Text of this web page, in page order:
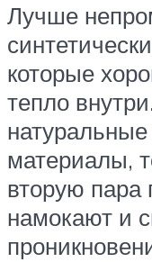
Лучше
которые
тепло
материалы,
вторую пара
намокают и